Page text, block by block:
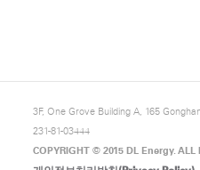
3F, One Grove Building A, 165
231-81-03444
COPYRIGHT © 2015 DL Energy. ALL